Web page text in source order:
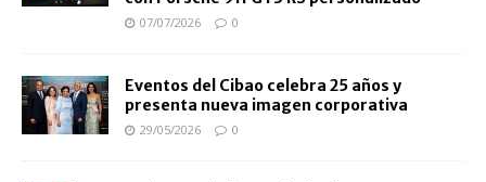
07/07/2026 0
Eventos del Cibao celebra 25 años y
presenta nueva imagen corporativa
29/05/2026 0